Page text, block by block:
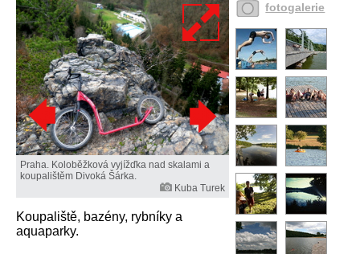
Praha. Koloběžková vyjížďka nad skalami a
koupalištěm Divoká Šárka.
Kuba Turek
Koupaliště, bazény, rybníky a
aquaparky.
fotogalerie